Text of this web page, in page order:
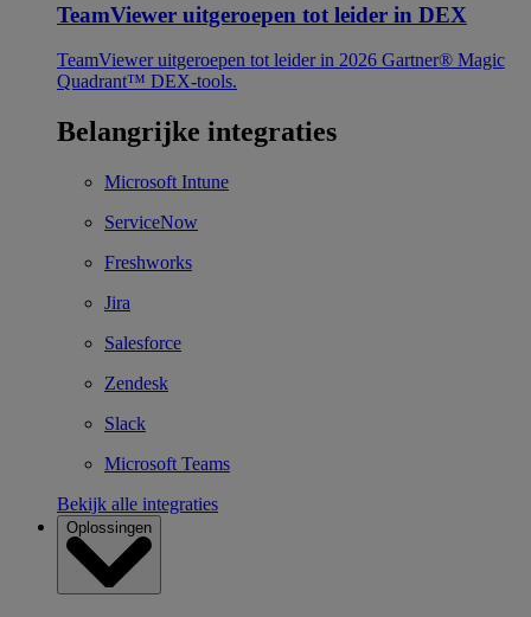
TeamViewer uitgeroepen tot leider in DEX
TeamViewer uitgeroepen tot leider in 2026 Gartner® Magic
Quadrant™ DEX-tools.
Belangrijke integraties
Microsoft Intune
ServiceNow
Freshworks
Jira
Salesforce
Zendesk
Slack
Microsoft Teams
Bekijk alle integraties
Oplossingen